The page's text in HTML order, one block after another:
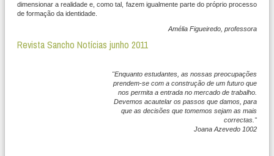
dimensionar a realidade e, como tal, fazem igualmente parte do próprio processo
de formação da identidade.
Amélia Figueiredo, professora
Revista Sancho Notícias junho 2011
"Enquanto estudantes, as nossas preocupações
prendem-se com a construção de um futuro que
nos permita a entrada no mercado de trabalho.
Devemos acautelar os passos que damos, para
que as decisões que tomemos sejam as mais
correctas."
Joana Azevedo 1002